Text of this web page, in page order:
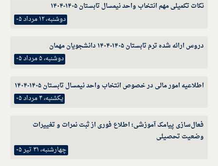
نکات تکمیلی مهم انتخاب واحد نیمسال تابستان ۱۴۰۵-۱۴۰۴
دوشنبه، ۱۲ مرداد ۰۵
دروس ارائه شده ترم تابستان ۱۴۰۵-۱۴۰۴ دانشجویان مهمان
دوشنبه، ۵ مرداد ۰۵
اطلاعیه امور مالی در خصوص انتخاب واحد نیمسال تابستان ۱۴۰۵-۱۴۰۴
یکشنبه، ۴ مرداد ۰۵
فعال‌سازی پیامک آموزشی؛ اطلاع فوری از ثبت نمرات و تغییرات
وضعیت تحصیلی
چهارشنبه، ۳۱ تیر ۰۵